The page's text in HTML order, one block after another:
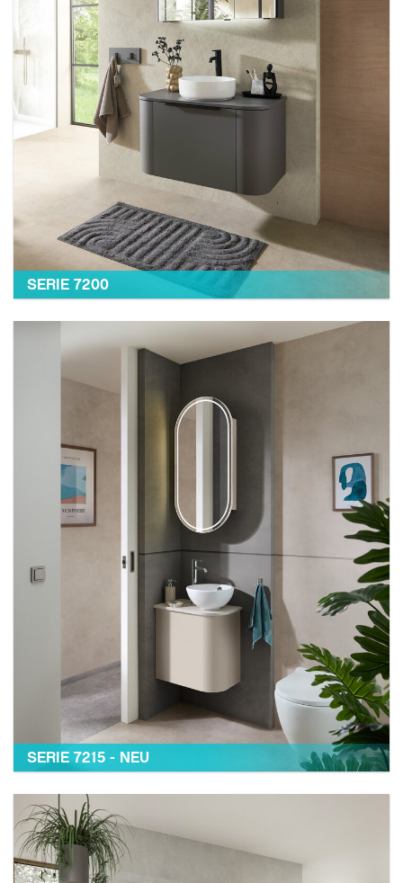
SERIE 7200
SERIE 7215 - NEU